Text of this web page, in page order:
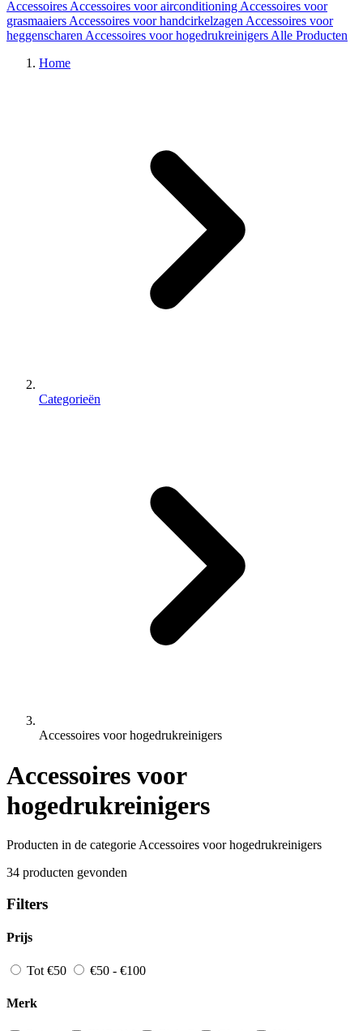
Accessoires Accessoires voor airconditioning Accessoires voor
grasmaaiers Accessoires voor handcirkelzagen Accessoires voor
heggenscharen Accessoires voor hogedrukreinigers Alle Producten
Home
Categorieën
Accessoires voor hogedrukreinigers
Accessoires voor
hogedrukreinigers
Producten in de categorie Accessoires voor hogedrukreinigers
34 producten gevonden
Filters
Prijs
Tot €50 €50 - €100
Merk